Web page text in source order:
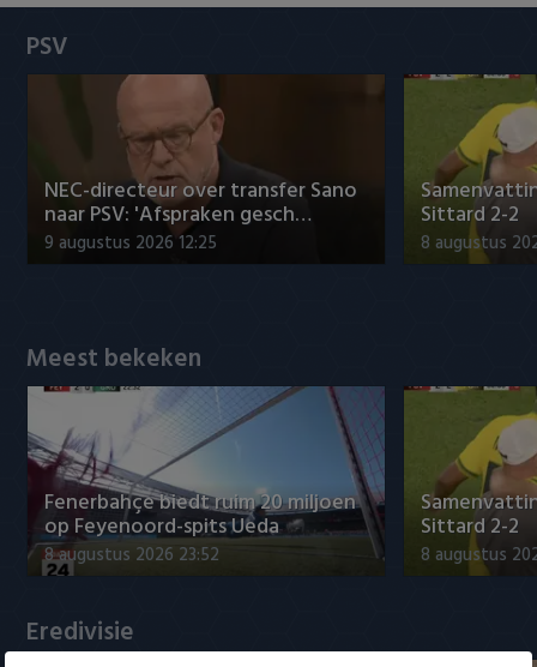
Heracles Almelo
NAC Breda
PEC Zwolle
PSV
Roda JC
Sparta
Vitesse
VVV Venlo
Willem II
Conference League
PSV
NEC-directeur over transfer Sano
naar PSV: 'Afspraken gesch…
9 augustus 2026 12:25
Sittard 2-2
8 augustus
Meest bekeken
Fenerbahçe biedt ruim 20 miljoen
op Feyenoord-spits Ueda
8 augustus 2026 23:52
Sittard 2-2
8 augustus
Eredivisie